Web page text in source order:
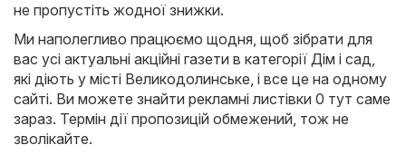
не пропустіть жодної знижки.
Ми наполегливо працюємо щодня, щоб зібрати для
вас усі актуальні акційні газети в категорії Дім і сад,
які діють у місті Великодолинське, і все це на одному
сайті. Ви можете знайти рекламні листівки 0 тут саме
зараз. Термін дії пропозицій обмежений, тож не
зволікайте.